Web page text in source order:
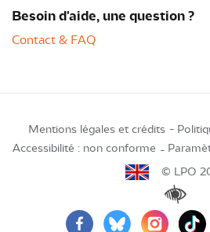
Besoin d'aide, une question ?
Contact & FAQ
Mentions légales et crédits
Accessibilité : non conforme
© LPO